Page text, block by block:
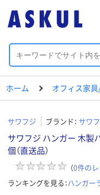
ホーム オフィス家
サワフジ ブランド： サワ
サワフジ ハンガー 木製
個（直送品）
（0件の
ランキングを見る：ハンガー